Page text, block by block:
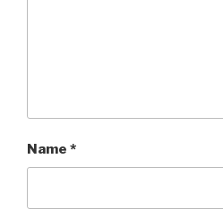
Name *